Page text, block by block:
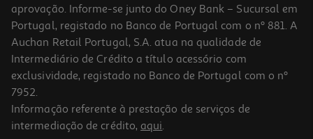
-60%
Detergente Roupa Máquina Líquido A+ Oxy Fresh 80d
aprovação. Informe-se junto do Oney Bank – Sucursal em
Portugal, registado no Banco de Portugal com o nº 881. A
Auchan Retail Portugal, S.A. atua na qualidade de
Intermediário de Crédito a título acessório com
exclusividade, registado no Banco de Portugal com o nº
7952.
Informação referente à prestação de serviços de
intermediação de crédito, aqui.